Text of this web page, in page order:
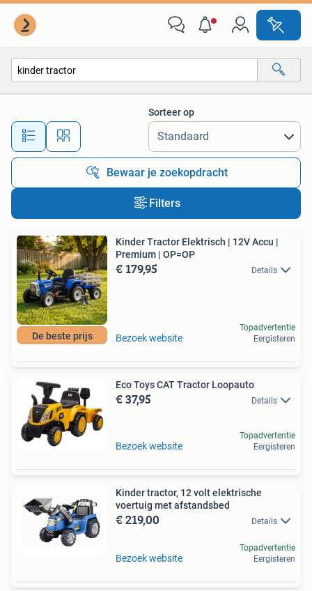
Alle afstanden…
Sorteer op
Bewaar je zoekopdracht
Filters
De beste prijs
Kinder Tractor Elektrisch | 12V Accu |
Premium | OP=OP
€ 179,95 Details
Bezoek website
Topadvertentie
Eergisteren
Eco Toys CAT Tractor Loopauto
€ 37,95 Details
Bezoek website
Topadvertentie
Eergisteren
Kinder tractor, 12 volt elektrische
voertuig met afstandsbed
€ 219,00 Details
Bezoek website
Topadvertentie
Eergisteren